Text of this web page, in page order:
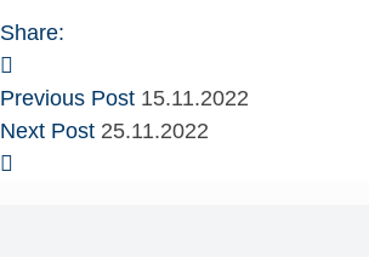
Share:
Previous Post 15.11.2022
Next Post 25.11.2022